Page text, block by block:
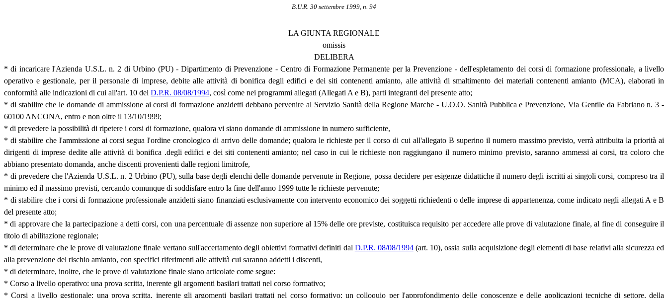
B.U.R. 30 settembre 1999, n. 94
LA GIUNTA REGIONALE
omissis
DELIBERA
* di incaricare l'Azienda U.S.L. n. 2 di Urbino (PU) - Dipartimento di Prevenzione - Centro di Formazione Permanente per la Prevenzione - dell'espletamento dei corsi di formazione professionale, a livello
operativo e gestionale, per il personale di imprese, debite alle attività di bonifica degli edifici e dei siti contenenti amianto, alle attività di smaltimento dei materiali contenenti amianto (MCA), elaborati in
conformità alle indicazioni di cui all'art. 10 del D.P.R. 08/08/1994, così come nei programmi allegati (Allegati A e B), parti integranti del presente atto;
* di stabilire che le domande di ammissione ai corsi di formazione anzidetti debbano pervenire al Servizio Sanità della Regione Marche - U.O.O. Sanità Pubblica e Prevenzione, Via Gentile da Fabriano n. 3 -
60100 ANCONA, entro e non oltre il 13/10/1999;
* di prevedere la possibilità di ripetere i corsi di formazione, qualora vi siano domande di ammissione in numero sufficiente,
* di stabilire che l'ammissione ai corsi segua l'ordine cronologico di arrivo delle domande; qualora le richieste per il corso di cui all'allegato B superino il numero massimo previsto, verrà attribuita la priorità ai
dirigenti di imprese dedite alle attività di bonifica .degli edifici e dei siti contenenti amianto; nel caso in cui le richieste non raggiungano il numero minimo previsto, saranno ammessi ai corsi, tra coloro che
abbiano presentato domanda, anche discenti provenienti dalle regioni limitrofe,
* di prevedere che l'Azienda U.S.L. n. 2 Urbino (PU), sulla base degli elenchi delle domande pervenute in Regione, possa decidere per esigenze didattiche il numero degli iscritti ai singoli corsi, compreso tra il
minimo ed il massimo previsti, cercando comunque di soddisfare entro la fine dell'anno 1999 tutte le richieste pervenute;
* di stabilire che i corsi di formazione professionale anzidetti siano finanziati esclusivamente con intervento economico dei soggetti richiedenti o delle imprese di appartenenza, come indicato negli allegati A e B
del presente atto;
* di approvare che la partecipazione a detti corsi, con una percentuale di assenze non superiore al 15% delle ore previste, costituisca requisito per accedere alle prove di valutazione finale, al fine di conseguire il
titolo di abilitazione regionale;
* di determinare che le prove di valutazione finale vertano sull'accertamento degli obiettivi formativi definiti dal D.P.R. 08/08/1994(art. 10), ossia sulla acquisizione degli elementi di base relativi alla sicurezza ed
alla prevenzione del rischio amianto, con specifici riferimenti alle attività cui saranno addetti i discenti,
* di determinare, inoltre, che le prove di valutazione finale siano articolate come segue:
* Corso a livello operativo: una prova scritta, inerente gli argomenti basilari trattati nel corso formativo;
* Corsi a livello gestionale: una prova scritta, inerente gli argomenti basilari trattati nel corso formativo; un colloquio per l'approfondimento delle conoscenze e delle applicazioni tecniche di settore, della